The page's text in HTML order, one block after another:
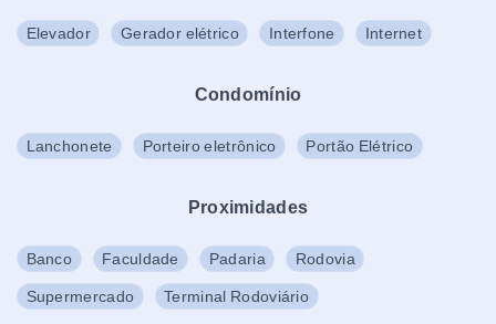
Elevador Gerador elétrico Interfone Internet
Condomínio
Lanchonete Porteiro eletrônico Portão Elétrico
Proximidades
Banco Faculdade Padaria Rodovia
Supermercado Terminal Rodoviário